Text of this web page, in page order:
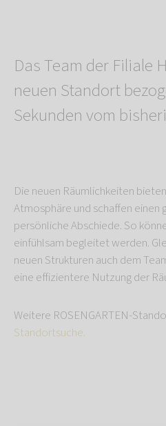
Das Team der Filiale
neuen Standort
Sekunden vom
Die neuen Räumlichkeiten
Atmosphäre und schaffen einen
persönliche Abschiede. So
einfühlsam begleitet werden.
neuen Strukturen auch dem
eine effizientere Nutzung der
Weitere ROSENGARTEN-
Standortsuche.